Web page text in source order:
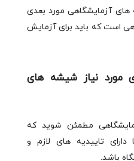
آزمایشگاهی مورد بعدی
است که باید برای آزمایش
مورد نیاز شیشه های
مطمئن شوید که
تاییدیه های لازم و
باشد.